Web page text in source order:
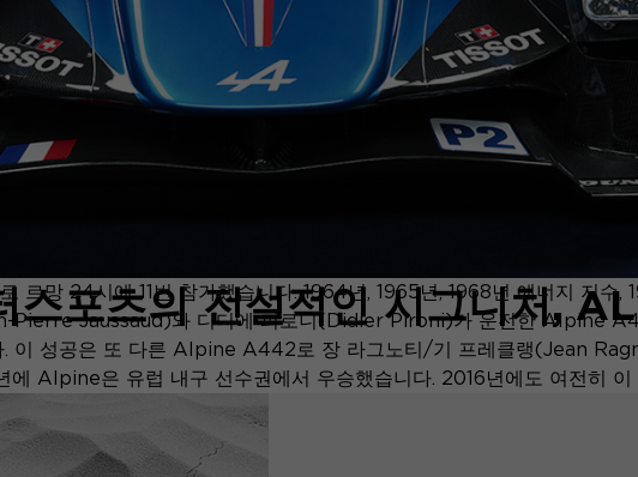
스포츠의 전설적인 시그니처,
망 24시에 11번 참가했습니다. 1964년, 1965년, 1968년 에너지 지수,
Pierre Jaussaud)와 디디에 피로니(Didier Pironi)가 운전한 Alpine
. 이 성공은 또 다른 Alpine A442로 장 라그노티/기 프레클랭(Jean
에 Alpine은 유럽 내구 선수권에서 우승했습니다. 2016년에도 여전히 이